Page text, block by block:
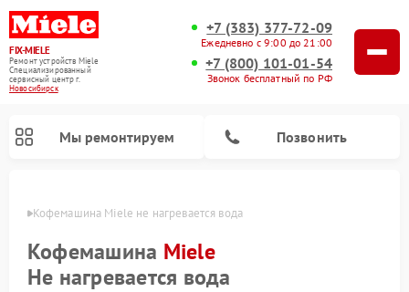
FIX-MIELE
Ремонт устройств Miele
Специализированный
cервисный центр г.
Новосибирск
+7 (383) 377-72-09
Ежедневно с 9:00 до 21:00
+7 (800) 101-01-54
Звонок бесплатный по РФ
Мы ремонтируем Позвонить
Кофемашина Miele не нагревается вода
Кофемашина Miele
Не нагревается вода